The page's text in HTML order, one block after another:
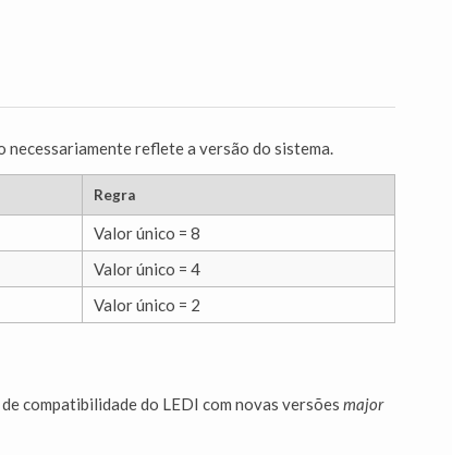
necessariamente reflete a versão do sistema.
Regra
Valor único = 8
Valor único = 4
Valor único = 2
compatibilidade do LEDI com novas versões major